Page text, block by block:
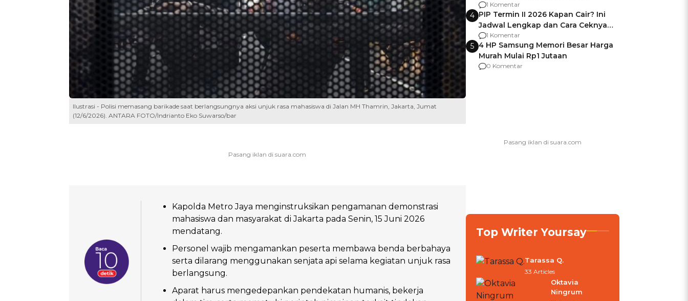
Ilustrasi - Polisi memasang barikade saat berlangsungnya aksi unjuk rasa mahasiswa di Jalan MH Thamrin, Jakarta, Jumat
(12/6/2026). ANTARA FOTO/Indrianto Eko Suwarso/bar
Kapolda Metro Jaya menginstruksikan pengamanan demonstrasi
mahasiswa dan masyarakat di Jakarta pada Senin, 15 Juni 2026
mendatang.
Personel wajib mengamankan peserta membawa benda berbahaya
serta dilarang menggunakan senjata api selama kegiatan unjuk rasa
berlangsung.
Aparat harus mengedepankan pendekatan humanis, bekerja
Berencana Pakai Jimat di Pakansari
1 Komentar
4 PIP Termin II 2026 Kapan Cair? Ini
Jadwal Lengkap dan Cara Ceknya
agar Dana Tidak Hangus!
1 Komentar
5 4 HP Samsung Memori Besar Harga
Murah Mulai Rp1 Jutaan
0 Komentar
Top Writer Yoursay
Tarassa Q.
33 Articles
Oktavia
Ningrum